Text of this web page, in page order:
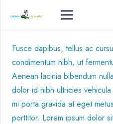
Fusce dapibus, tellus ac
condimentum nibh, ut
Aenean lacinia bibendum
dolor id nibh ultricies
mi porta gravida at eget
porttitor. Lorem ipsum dolor